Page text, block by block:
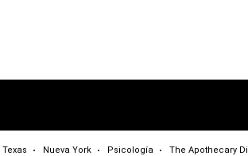
Texas Nueva York Psicología The Apothecary